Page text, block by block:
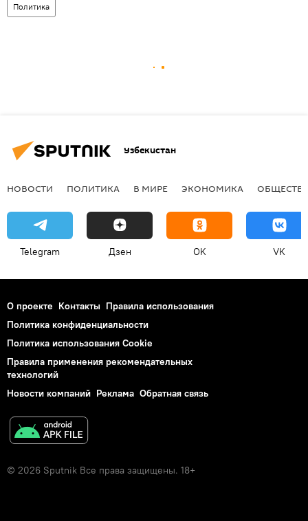
Политика
Узбекистан
НОВОСТИ ПОЛИТИКА В МИРЕ ЭКОНОМИКА
Telegram Дзен OK VK
О проекте Контакты Правила использования
Политика конфиденциальности
Политика использования Cookie
Правила применения рекомендательных
технологий
Новости компаний Реклама Обратная связь
© 2026 Sputnik Все права защищены. 18+